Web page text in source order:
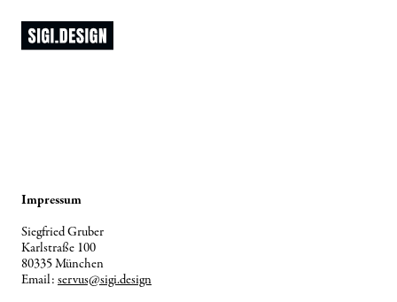
Impressum
Siegfried Gruber
Karlstraße 100
80335 München
Email: servus@sigi.design